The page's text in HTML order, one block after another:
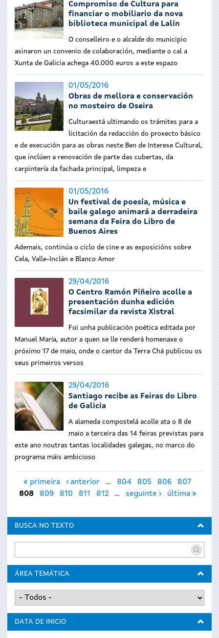
Compromiso de Cultura para
financiar o mobiliario da nova
biblioteca municipal de Lalín
O conselleiro e o alcalde do municipio
asinaron un convenio de colaboración, mediante o cal a
Xunta de Galicia achega 40.000 euros a este espazo
01/05/2016
Obras de mellora e conservación
no mosteiro de Oseira
Culturaestá ultimando os trámites para a
licitación da redacción do proxecto básico
e de execución para as obras neste Ben de Interese Cultural,
que inclúen a renovación de parte das cubertas, da
carpintería da fachada principal, limpeza e
01/05/2016
Un festival de poesía, música e
baile galego animará a derradeira
semana da Feira do Libro de
Buenos Aires
Ademais, continúa o ciclo de cine e as exposicións sobre
Cela, Valle-Inclán e Blanco Amor
29/04/2016
O Centro Ramón Piñeiro acolle a
presentación dunha edición
facsimilar da revista Xistral
Foi unha publicación poética editada por
Manuel María, autor a quen se lle renderá homenaxe o
próximo 17 de maio, onde o cantor da Terra Chá publicou os
seus primeiros versos
29/04/2016
Santiago recibe as Feiras do Libro
de Galicia
A alameda compostelá acolle ata o 8 de
maio a terceira das 14 feiras previstas para
este ano noutras tantas localidades galegas, no marco do
programa máis ambicioso
Páxinas
« primeira ‹ anterior … 804 805 806
807
808
809 810 811 812 … seguinte › última »
BUSCA NO TEXTO
ÁREA TEMÁTICA
DATA DE INICIO